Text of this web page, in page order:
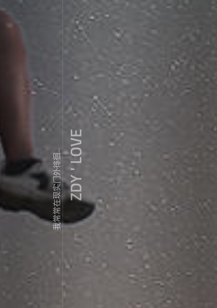
我常常在现实门外徘徊...ZDY ' LOVE